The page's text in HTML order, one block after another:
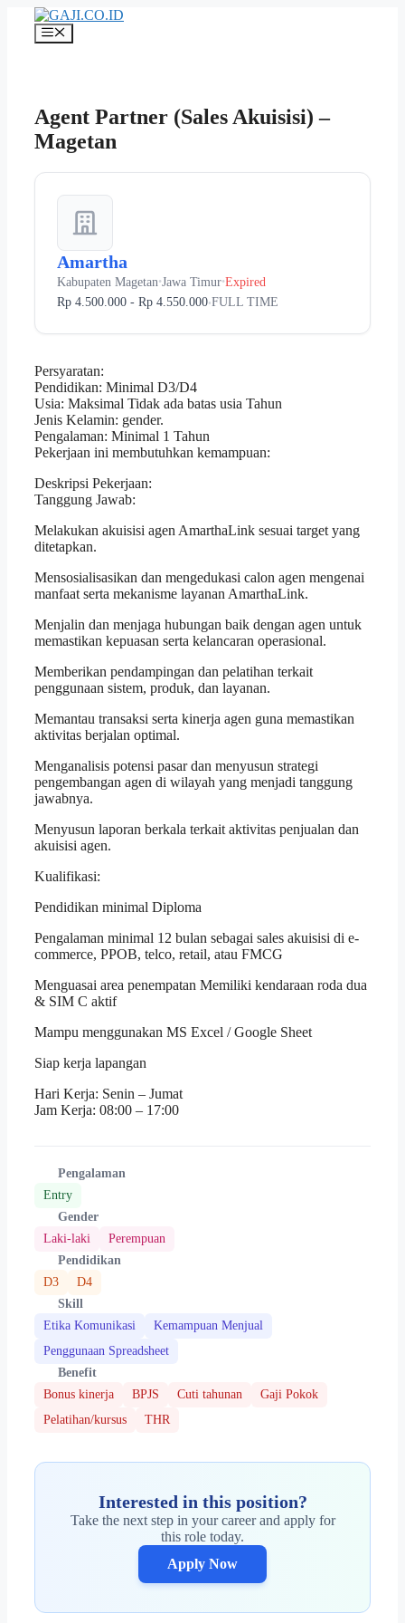
Langsung
Menu
Agent Partner (Sales Akuisisi) –
Magetan
Amartha
Kabupaten Magetan•Jawa Timur•Expired
Rp 4.500.000 - Rp 4.550.000•FULL TIME
Persyaratan:
Pendidikan: Minimal D3/D4
Usia: Maksimal Tidak ada batas usia Tahun
Jenis Kelamin: gender.
Pengalaman: Minimal 1 Tahun
Pekerjaan ini membutuhkan kemampuan:
Deskripsi Pekerjaan:
Tanggung Jawab:
Melakukan akuisisi agen AmarthaLink sesuai target yang
ditetapkan.
Mensosialisasikan dan mengedukasi calon agen mengenai
manfaat serta mekanisme layanan AmarthaLink.
Menjalin dan menjaga hubungan baik dengan agen untuk
memastikan kepuasan serta kelancaran operasional.
Memberikan pendampingan dan pelatihan terkait
penggunaan sistem, produk, dan layanan.
Memantau transaksi serta kinerja agen guna memastikan
aktivitas berjalan optimal.
Menganalisis potensi pasar dan menyusun strategi
pengembangan agen di wilayah yang menjadi tanggung
jawabnya.
Menyusun laporan berkala terkait aktivitas penjualan dan
akuisisi agen.
Kualifikasi:
Pendidikan minimal Diploma
Pengalaman minimal 12 bulan sebagai sales akuisisi di e-
commerce, PPOB, telco, retail, atau FMCG
Menguasai area penempatan Memiliki kendaraan roda dua
& SIM C aktif
Mampu menggunakan MS Excel / Google Sheet
Siap kerja lapangan
Hari Kerja: Senin – Jumat
Jam Kerja: 08:00 – 17:00
Pengalaman
Entry
Gender
Laki-laki
Perempuan
Pendidikan
D3
D4
Skill
Etika Komunikasi
Kemampuan Menjual
Penggunaan Spreadsheet
Benefit
Bonus kinerja
BPJS Cuti tahunan
Gaji Pokok
Pelatihan/kursus
THR
Interested in this position?
Take the next step in your career and apply for
this role today.
Apply Now